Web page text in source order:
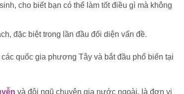
cho biết bạn có thể làm tốt điều gì mà không
đặc biệt trong lần đầu đối diện vấn đề.
quốc gia phương Tây và bắt đầu phổ biến tại
và đội ngũ chuyên gia nước ngoài, là đơn vị